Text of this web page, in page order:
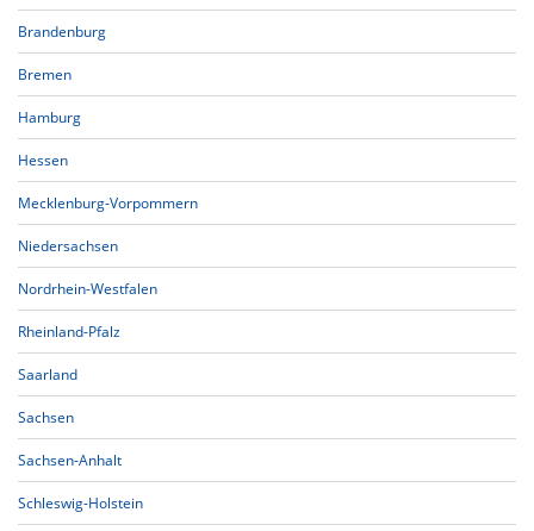
Brandenburg
Bremen
Hamburg
Hessen
Mecklenburg-Vorpommern
Niedersachsen
Nordrhein-Westfalen
Rheinland-Pfalz
Saarland
Sachsen
Sachsen-Anhalt
Schleswig-Holstein